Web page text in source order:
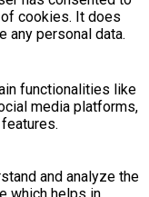
cookies. It does
any personal data.
functionalities like
media platforms,
and analyze the
which helps in